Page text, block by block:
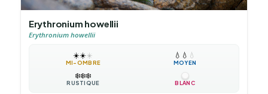
Erythronium howellii
Erythronium howellii
☀️☀️☀️
MI-OMBRE
💧 💧 💧
MOYEN
❄️❄️❄️
RUSTIQUE BLANC